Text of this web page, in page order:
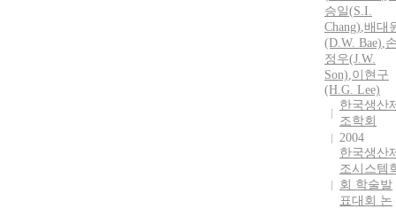
승일(S.I.
Chang),배대
(D.W. Bae),
정우(J.W.
Son),이현구
(H.G. Lee)
한국생산
조학회
2004
한국생산
조시스템
회 학술발
표대회 논